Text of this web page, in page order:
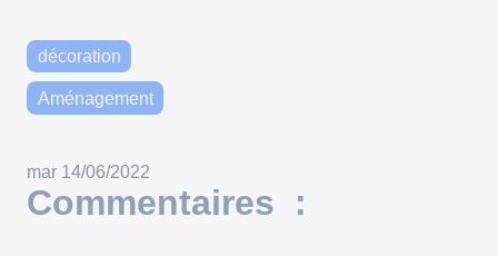
décoration
Aménagement
mar 14/06/2022
Commentaires :